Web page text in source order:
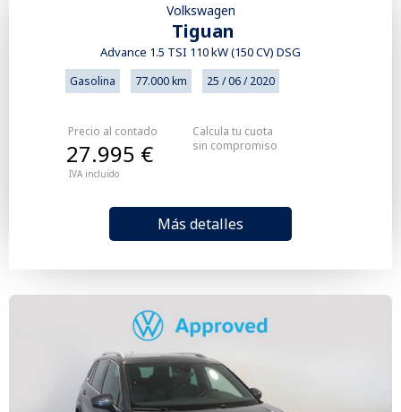
Volkswagen
Tiguan
Advance 1.5 TSI 110 kW (150 CV) DSG
Gasolina 77.000 km 25 / 06 / 2020
Precio al contado
IVA incluido
27.995 €
Más detalles
Calcula tu cuota
sin compromiso